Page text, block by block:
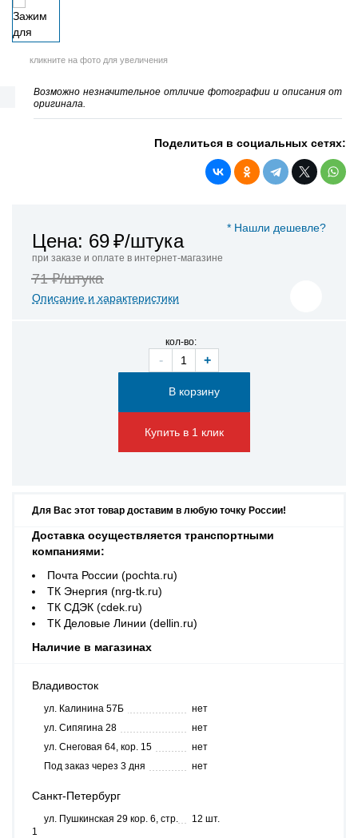
кликните на фото для увеличения
Возможно незначительное отличие фотографии и описания от
оригинала.
Поделиться в социальных сетях:
* Нашли дешевле?
Цена: 69₽/штука
при заказе и оплате в интернет-магазине
71 ₽/штука
Описание и характеристики
кол-во:
- +
Купить в 1 клик
Для Вас этот товар доставим в любую точку России!
Доставка осуществляется транспортными
компаниями:
Почта России (pochta.ru)
ТК Энергия (nrg-tk.ru)
ТК СДЭК (cdek.ru)
ТК Деловые Линии (dellin.ru)
Наличие в магазинах
Владивосток
ул. Калинина 57Б
нет
ул. Сипягина 28
нет
ул. Снеговая 64, кор. 15
нет
Под заказ через 3 дня
нет
Санкт-Петербург
ул. Пушкинская 29 кор. 6, стр.
1
12 шт.